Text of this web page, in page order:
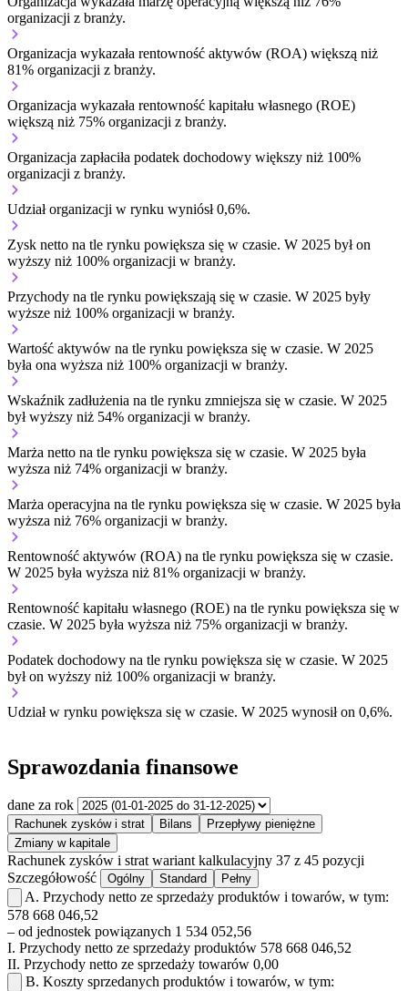
organizacji z branży.
Organizacja wykazała rentowność aktywów (ROA) większą niż
81% organizacji z branży.
Organizacja wykazała rentowność kapitału własnego (ROE)
większą niż 75% organizacji z branży.
Organizacja zapłaciła podatek dochodowy większy niż 100%
organizacji z branży.
Udział organizacji w rynku wyniósł 0,6%.
Zysk netto na tle rynku powiększa się w czasie. W 2025 był on
wyższy niż 100% organizacji w branży.
Przychody na tle rynku powiększają się w czasie. W 2025 były
wyższe niż 100% organizacji w branży.
Wartość aktywów na tle rynku powiększa się w czasie. W 2025
była ona wyższa niż 100% organizacji w branży.
Wskaźnik zadłużenia na tle rynku zmniejsza się w czasie. W 2025
był wyższy niż 54% organizacji w branży.
Marża netto na tle rynku powiększa się w czasie. W 2025 była
wyższa niż 74% organizacji w branży.
Marża operacyjna na tle rynku powiększa się w czasie. W 2025 była
wyższa niż 76% organizacji w branży.
Rentowność aktywów (ROA) na tle rynku powiększa się w czasie.
W 2025 była wyższa niż 81% organizacji w branży.
Rentowność kapitału własnego (ROE) na tle rynku powiększa się w
czasie. W 2025 była wyższa niż 75% organizacji w branży.
Podatek dochodowy na tle rynku powiększa się w czasie. W 2025
był on wyższy niż 100% organizacji w branży.
Udział w rynku powiększa się w czasie. W 2025 wynosił on 0,6%.
Sprawozdania finansowe
dane za rok
Rachunek zysków i strat Bilans
Przepływy pieniężne
Zmiany w kapitale
Rachunek zysków i strat wariant kalkulacyjny 37 z 45 pozycji
Szczegółowość
Ogólny Standard Pełny
A. Przychody netto ze sprzedaży produktów i towarów, w tym:
578 668 046,52
– od jednostek powiązanych 1 534 052,56
I. Przychody netto ze sprzedaży produktów 578 668 046,52
II. Przychody netto ze sprzedaży towarów 0,00
B. Koszty sprzedanych produktów i towarów, w tym: